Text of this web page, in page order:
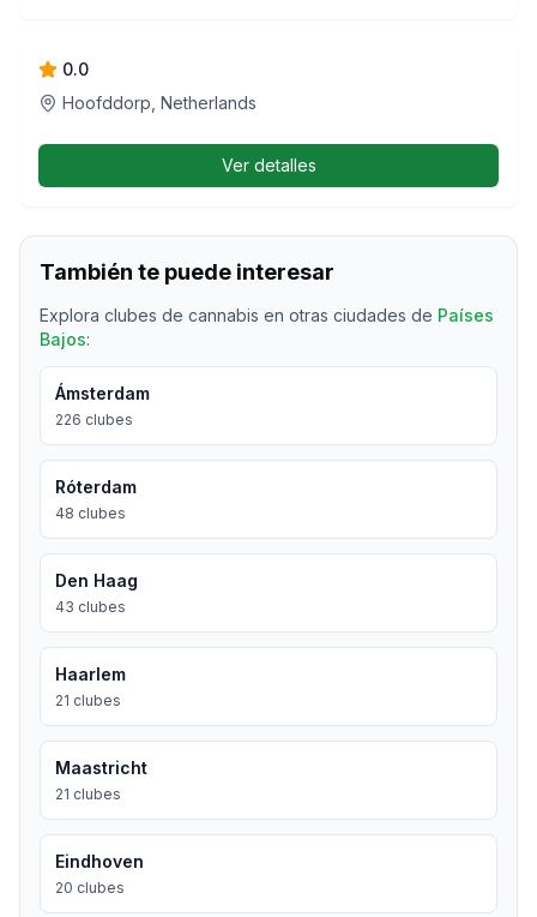
0.0
Hoofddorp, Netherlands
Ver detalles
También te puede interesar
Explora clubes de cannabis en otras ciudades de Países
Bajos:
Ámsterdam
226 clubes
Róterdam
48 clubes
Den Haag
43 clubes
Haarlem
21 clubes
Maastricht
21 clubes
Eindhoven
20 clubes